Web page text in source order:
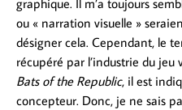
ou « narration visuelle »
désigner cela. Cependant, le
récupéré par l’industrie du jeu
Bats of the Republic, il est
concepteur. Donc, je ne sais